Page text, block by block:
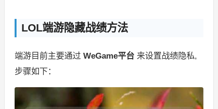
LOL端游隐藏战绩方法
端游目前主要通过 WeGame平台来设置战绩隐私,
步骤如下：